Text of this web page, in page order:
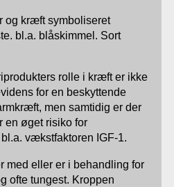
rolle i kræft er ikke
for en beskyttende
men samtidig er der
en øget risiko for
vækstfaktoren IGF-1.
med eller er i behandling for
ofte tungest. Kroppen